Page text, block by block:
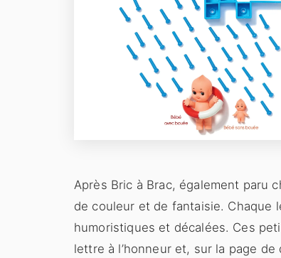
Après Bric à Brac, également paru
de couleur et de fantaisie. Chaque
humoristiques et décalées. Ces
lettre à l’honneur et, sur la page